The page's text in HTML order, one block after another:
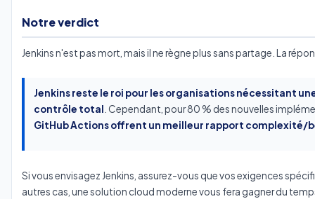
Notre verdict
Jenkins n'est pas mort, mais il ne règne plus sans partage. La
Jenkins reste le roi pour les organisations nécessitant
contrôle total . Cependant, pour 80 % des nouvelles
GitHub Actions offrent un meilleur rapport complexité/
Si vous envisagez Jenkins, assurez-vous que vos exigences
autres cas, une solution cloud moderne vous fera gagner du